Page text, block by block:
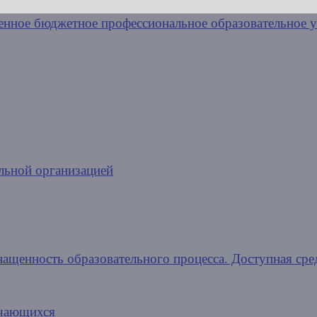
организацией
образовательного процесса. Доступная